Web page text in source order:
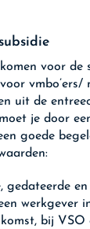
voor de
vmbo’ers/
uit de
je door
goede
gedateerde
werkgever
bij